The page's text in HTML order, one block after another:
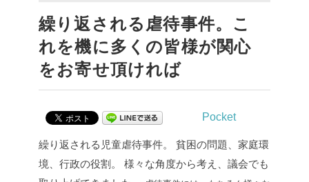
繰り返される虐待事件。こ
れを機に多くの皆様が関心
をお寄せ頂ければ
Pocket
繰り返される児童虐待事件。
貧困の問題、家庭環
境、行政の役割。
様々な角度から考え、議会でも